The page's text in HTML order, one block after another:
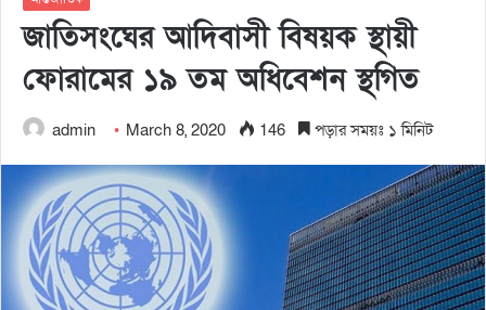
জাতিসংঘের আদিবাসী বিষয়ক স্থায়ী
ফোরামের ১৯ তম অধিবেশন স্থগিত
admin March 8, 2020 146 পড়ার সময়ঃ ১ মিনিট